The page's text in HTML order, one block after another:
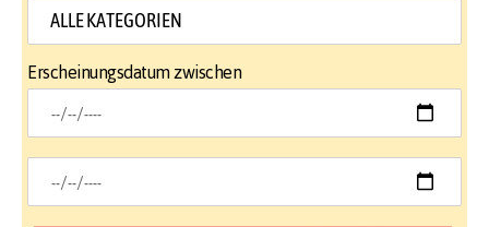
Erscheinungsdatum zwischen